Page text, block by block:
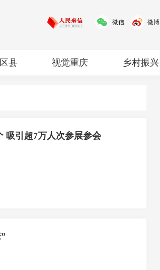
微信 微博
区县 视觉重庆 乡村振兴
吸引超7万人次参展参会